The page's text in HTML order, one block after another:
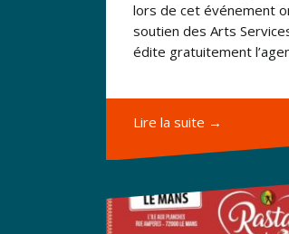
lors de cet événement
soutien des Arts
édite gratuitement
Lire la suite →